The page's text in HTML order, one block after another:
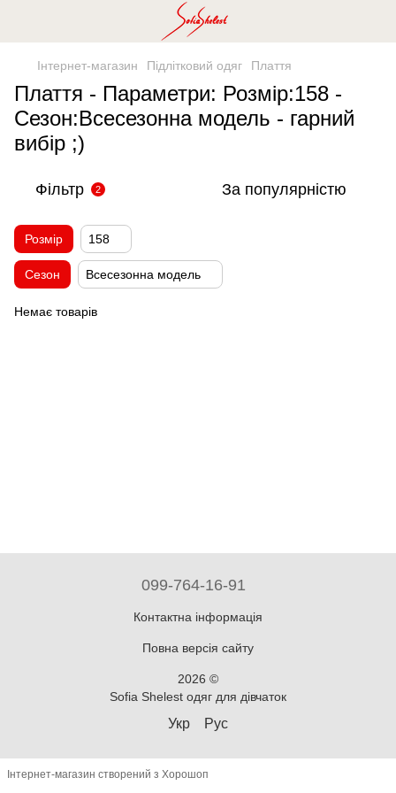
Інтернет-магазин Підлітковий одяг Плаття
Плаття - Параметри: Розмір:158 -
Сезон:Всесезонна модель - гарний
вибір ;)
Фільтр 2 За популярністю
Розмір 158
Сезон Всесезонна модель
Немає товарів
099-764-16-91
Контактна інформація
Повна версія сайту
2026 ©
Sofia Shelest одяг для дівчаток
Укр Рус
Інтернет-магазин створений з Хорошоп